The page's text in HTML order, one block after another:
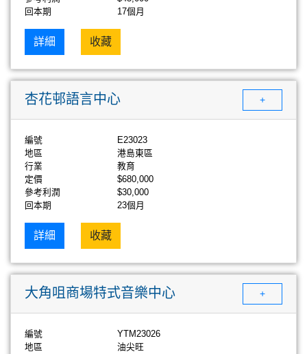
回本期
17個月
詳細 收藏
杏花邨語言中心 +
編號
E23023
地區
港島東區
行業
教育
定價
$680,000
參考利潤
$30,000
回本期
23個月
詳細 收藏
大角咀商場特式音樂中心 +
編號
YTM23026
地區
油尖旺